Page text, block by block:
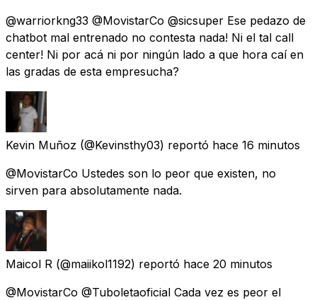
@warriorkng33 @MovistarCo @sicsuper Ese pedazo de
chatbot mal entrenado no contesta nada! Ni el tal call
center! Ni por acá ni por ningún lado a que hora caí en
las gradas de esta empresucha?
Kevin Muñoz (@Kevinsthy03) reportó hace 16 minutos
@MovistarCo Ustedes son lo peor que existen, no
sirven para absolutamente nada.
Maicol R (@maiikol1192) reportó hace 20 minutos
@MovistarCo @Tuboletaoficial Cada vez es peor el